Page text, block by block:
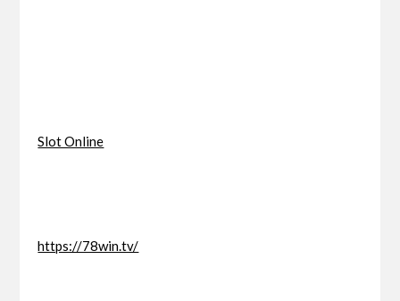
Slot Online
https://78win.tv/